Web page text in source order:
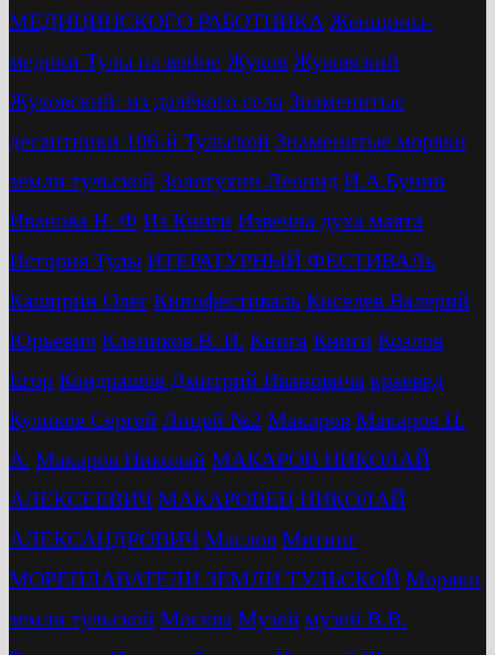
МЕДИЦИНСКОГО РАБОТНИКА Женщины-
медики Тулы на войне Жуков Жуковский
Жуковский: из далёкого села Знаменитые
десантники 106-й Тульской Знаменитые моряки
земли тульской Золотухин Леонид И.А.Бунин
Иванова Н. Ф Из Книги Извечна духа маята
История Тулы ИТЕРАТУРНЫЙ ФЕСТИВАЛь
Каширин Олег Кинофестиваль Киселев Валерий
Юрьевич Клепиков В. И. Книга Книги Козлов
Егор Кондрашов Дмитрий Ивановича краевед
Куликов Сергей Лицей №2 Макаров Макаров Н.
А. Макаров Николай МАКАРОВ НИКОЛАЙ
АЛЕКСЕЕВИЧ МАКАРОВЕЦ НИКОЛАЙ
АЛЕКСАНДРОВИЧ Маслов Митинг
МОРЕПЛАВАТЕЛИ ЗЕМЛИ ТУЛЬСКОЙ Моряки
земли тульской Москва Музей музей В.В.